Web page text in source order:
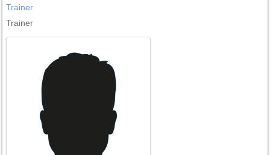
Trainer
Trainer